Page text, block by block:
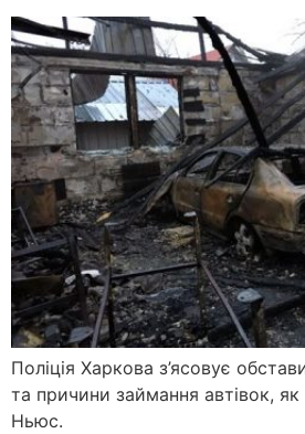
Поліція Харкова з’ясовує
та причини займання автівок, як
Ньюс.